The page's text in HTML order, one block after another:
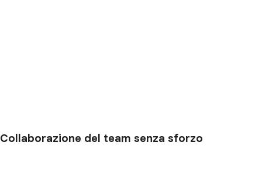
Collaborazione del team senza sforzo